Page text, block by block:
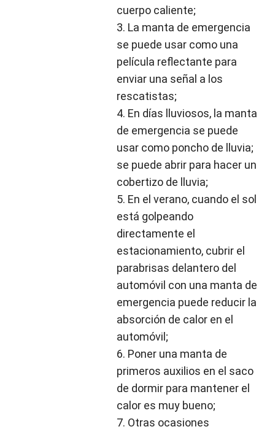
cuerpo caliente;
3. La manta de emergencia
se puede usar como una
película reflectante para
enviar una señal a los
rescatistas;
4. En días lluviosos, la manta
de emergencia se puede
usar como poncho de lluvia;
se puede abrir para hacer un
cobertizo de lluvia;
5. En el verano, cuando el sol
está golpeando
directamente el
estacionamiento, cubrir el
parabrisas delantero del
automóvil con una manta de
emergencia puede reducir la
absorción de calor en el
automóvil;
6. Poner una manta de
primeros auxilios en el saco
de dormir para mantener el
calor es muy bueno;
7. Otras ocasiones